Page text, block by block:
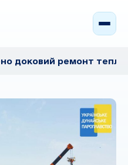
доковий ремонт